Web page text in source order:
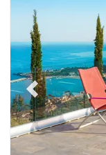
Previous